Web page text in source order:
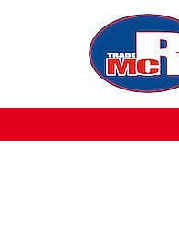
Over MCR